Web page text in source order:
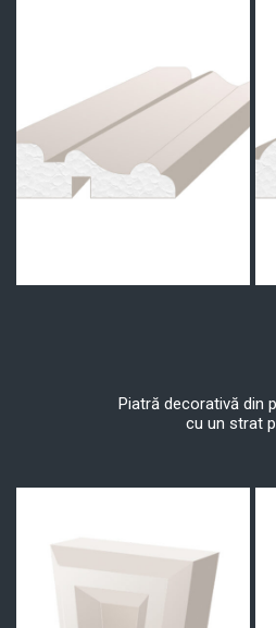
Piatră decorativă din
cu un strat